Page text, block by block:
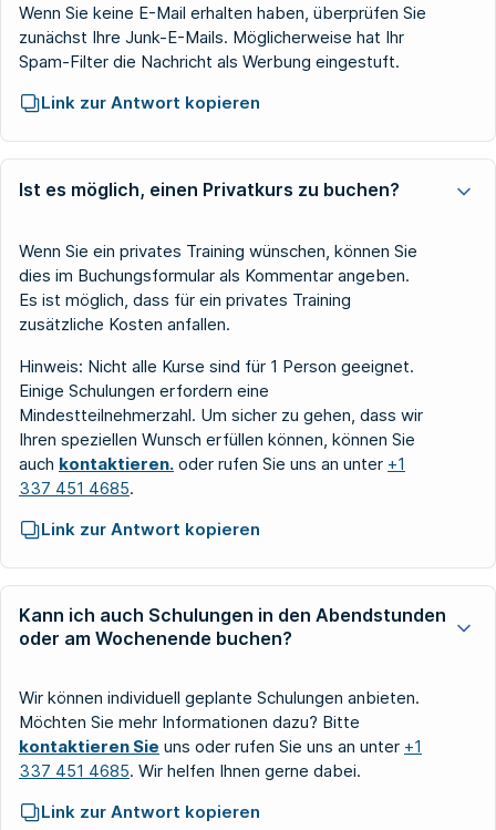
Wenn Sie keine E-Mail erhalten haben, überprüfen Sie
zunächst Ihre Junk-E-Mails. Möglicherweise hat Ihr
Spam-Filter die Nachricht als Werbung eingestuft.
Link zur Antwort kopieren
Ist es möglich, einen Privatkurs zu buchen?
Wenn Sie ein privates Training wünschen, können Sie
dies im Buchungsformular als Kommentar angeben.
Es ist möglich, dass für ein privates Training
zusätzliche Kosten anfallen.
Hinweis: Nicht alle Kurse sind für 1 Person geeignet.
Einige Schulungen erfordern eine
Mindestteilnehmerzahl. Um sicher zu gehen, dass wir
Ihren speziellen Wunsch erfüllen können, können Sie
auch kontaktieren. oder rufen Sie uns an unter +1
337 451 4685.
Link zur Antwort kopieren
Kann ich auch Schulungen in den Abendstunden
oder am Wochenende buchen?
Wir können individuell geplante Schulungen anbieten.
Möchten Sie mehr Informationen dazu? Bitte
kontaktieren Sie uns oder rufen Sie uns an unter +1
337 451 4685. Wir helfen Ihnen gerne dabei.
Link zur Antwort kopieren